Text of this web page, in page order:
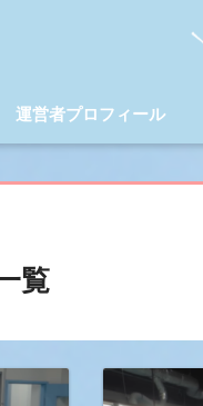
運営者プロフィール
覧